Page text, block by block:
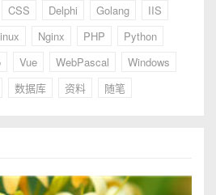
CSS Delphi Golang
IIS
Nginx PHP
Python
Vue WebPascal
Windows
数据库 资料 随笔